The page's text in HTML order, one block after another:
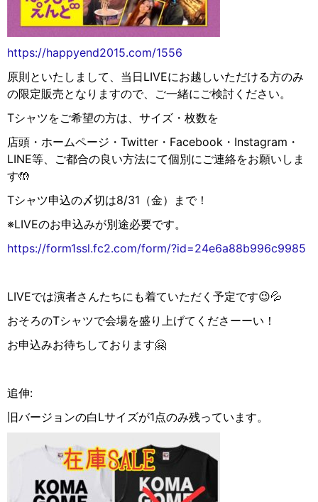
https://happyend2015.com/1556
原則といたしまして、当日LIVEにお越しいただける方のみ
の限定販売となりますので、ご一緒にご検討ください。
Tシャツをご希望の方は、サイズ・枚数を
店頭・ホームページ・Twitter・Facebook・Instagram・
LINE等、ご都合の良い方法にて個別にご連絡をお願いしま
す🤲
Tシャツ申込の〆切は8/31（金）まで！
※LIVEのお申込みが別途必要です。
https://form1ssl.fc2.com/form/?id=24e6a88b996c9985
LIVEでは演者さんたちにも着ていただく予定です😉💦
おそろのTシャツで会場を盛り上げてくださーーい！
お申込みお待ちしております🤗
追伸:
旧バージョンの白Lサイズが1点のみ残っています。